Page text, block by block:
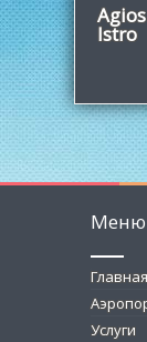
Istro
Меню
Главная
Услуги